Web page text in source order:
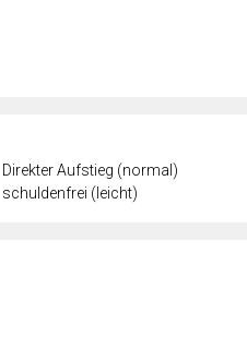
Direkter Aufstieg (normal)
schuldenfrei (leicht)